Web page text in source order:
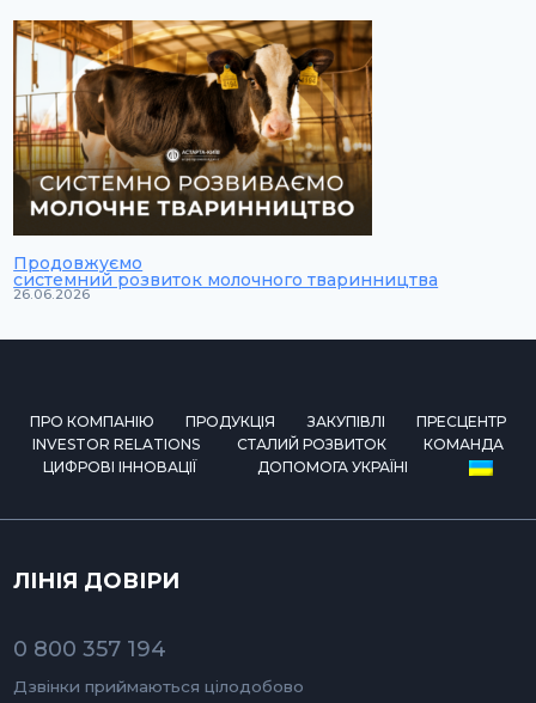
Продовжуємо
системний розвиток молочного тваринництва
26.06.2026
ПРО КОМПАНІЮ ПРОДУКЦІЯ ЗАКУПІВЛІ
ПРЕСЦЕНТР
INVESTOR RELATIONS
СТАЛИЙ РОЗВИТОК
КОМАНДА
ЦИФРОВІ ІННОВАЦІЇ
ДОПОМОГА УКРАЇНІ
ЛІНІЯ ДОВІРИ
0 800 357 194
Дзвінки приймаються цілодобово